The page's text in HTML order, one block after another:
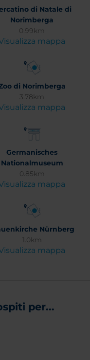
di Natale di
Norimberga
0.99km
mappa
di Norimberga
3.78km
mappa
Germanisches
Nationalmuseum
0.85km
mappa
Nürnberg
1.0km
mappa
per...